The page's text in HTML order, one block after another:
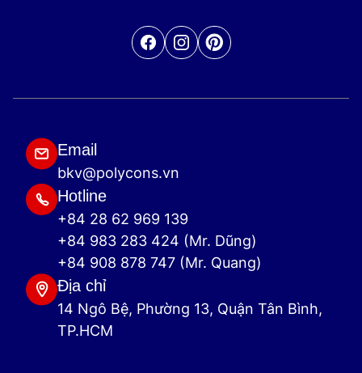
Facebook Pinterest
Email
bkv@polycons.vn
Hotline
+84 28 62 969 139
+84 983 283 424 (Mr. Dũng)
+84 908 878 747 (Mr. Quang)
Địa chỉ
14 Ngô Bệ, Phường 13, Quận Tân Bình,
TP.HCM